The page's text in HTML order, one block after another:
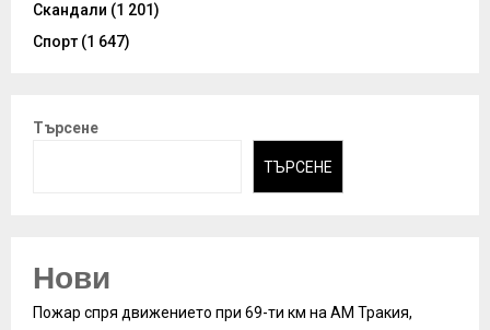
Скандали (1 201)
Спорт (1 647)
Търсене
ТЪРСЕНЕ
Нови
Пожар спря движението при 69-ти км на АМ Тракия,